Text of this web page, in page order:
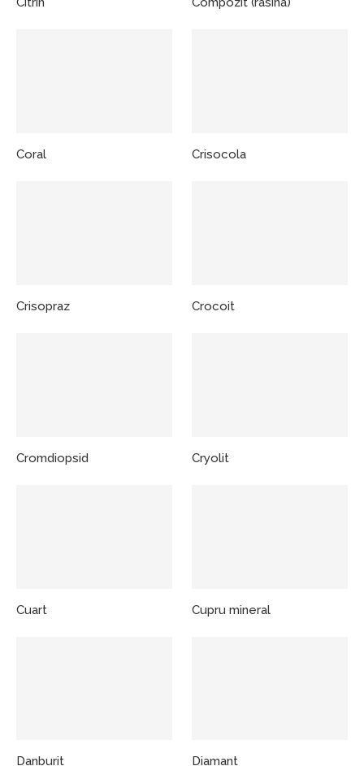
Coral Crisocola
Crisopraz Crocoit
Cromdiopsid Cryolit
Cuart Cupru mineral
Danburit Diamant